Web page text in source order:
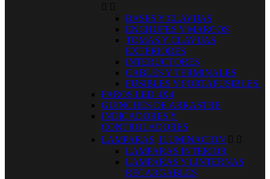
 
BASES Y CLAVIJAS
ENCHUFES Y MARCOS
TOMAS Y CLAVIJAS
EXTERIORES
INTERUCTORES
CABLES Y TERMINALES
FUSIBLES Y PORTAFUSIBLES.
FAROS LED 4X4
GUINCHES DE ARRASTRE
INDICADORES Y
CONTROLADORES
LAMPARAS, ILUMINACION  
LAMPARAS INTERIOR
LAMPARAS Y LINTERNAS
RECARGABLES